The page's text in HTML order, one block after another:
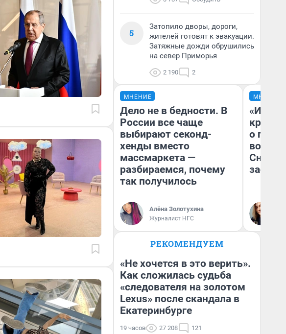
5
Затопило дворы, дороги,
жителей готовят к эвакуации.
Затяжные дожди обрушились
на север Приморья
2 190 2
МНЕНИЕ
Дело не в бедности. В
России все чаще
выбирают секонд-
хенды вместо
массмаркета —
разбираемся, почему
так получилось
Алёна Золотухина
Журналист НГС
МНЕНИЕ
«И это
о
РЕКОМЕНДУЕМ
«Не хочется в это верить».
Как сложилась судьба
«следователя на золотом
Lexus» после скандала в
Екатеринбурге
19 часов 27 208 121